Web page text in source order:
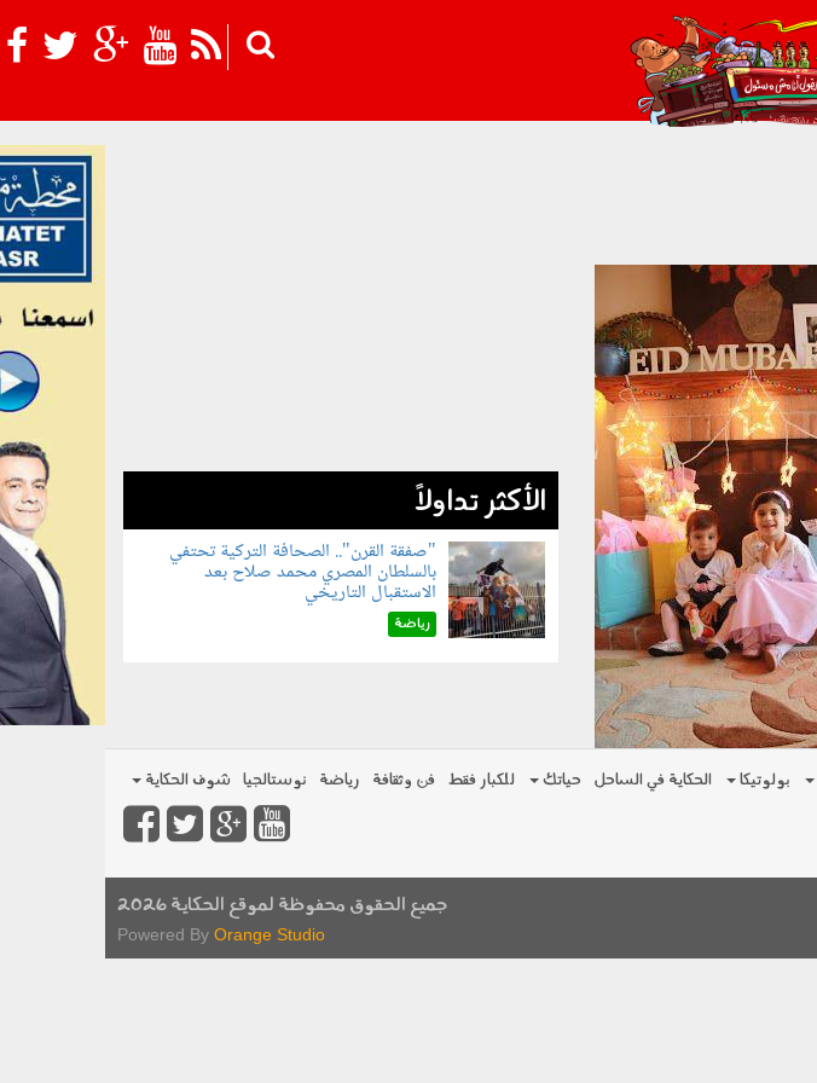
021_2.png
الأكثر تداولاً
070801.jpg
"صفقة القرن".. الصحافة التركية تحتفي
بالسلطان المصري محمد صلاح بعد
الاستقبال التاريخي
رياضة
بولوتيكا الحكاية في الساحل حياتك للكبار فقط فن وثقافة رياضة نوستالجيا شوف الحكاية
جميع الحقوق محفوظة لموقع الحكاية 2026
Powered By Orange Studio